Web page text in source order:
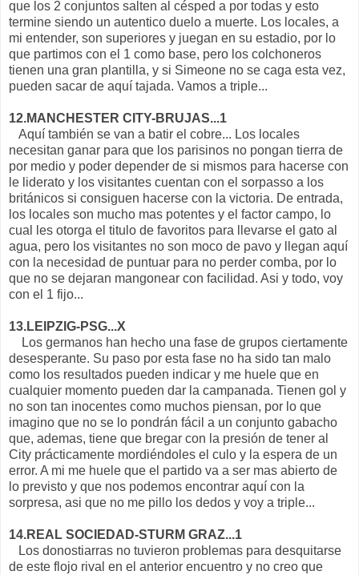
que los 2 conjuntos salten al césped a por todas y esto
termine siendo un autentico duelo a muerte. Los locales, a
mi entender, son superiores y juegan en su estadio, por lo
que partimos con el 1 como base, pero los colchoneros
tienen una gran plantilla, y si Simeone no se caga esta vez,
pueden sacar de aquí tajada. Vamos a triple...
12.MANCHESTER CITY-BRUJAS...1
Aquí también se van a batir el cobre... Los locales
necesitan ganar para que los parisinos no pongan tierra de
por medio y poder depender de si mismos para hacerse con
le liderato y los visitantes cuentan con el sorpasso a los
británicos si consiguen hacerse con la victoria. De entrada,
los locales son mucho mas potentes y el factor campo, lo
cual les otorga el titulo de favoritos para llevarse el gato al
agua, pero los visitantes no son moco de pavo y llegan aquí
con la necesidad de puntuar para no perder comba, por lo
que no se dejaran mangonear con facilidad. Asi y todo, voy
con el 1 fijo...
13.LEIPZIG-PSG...X
Los germanos han hecho una fase de grupos ciertamente
desesperante. Su paso por esta fase no ha sido tan malo
como los resultados pueden indicar y me huele que en
cualquier momento pueden dar la campanada. Tienen gol y
no son tan inocentes como muchos piensan, por lo que
imagino que no se lo pondrán fácil a un conjunto gabacho
que, ademas, tiene que bregar con la presión de tener al
City prácticamente mordiéndoles el culo y la espera de un
error. A mi me huele que el partido va a ser mas abierto de
lo previsto y que nos podemos encontrar aquí con la
sorpresa, asi que no me pillo los dedos y voy a triple...
14.REAL SOCIEDAD-STURM GRAZ...1
Los donostiarras no tuvieron problemas para desquitarse
de este flojo rival en el anterior encuentro y no creo que